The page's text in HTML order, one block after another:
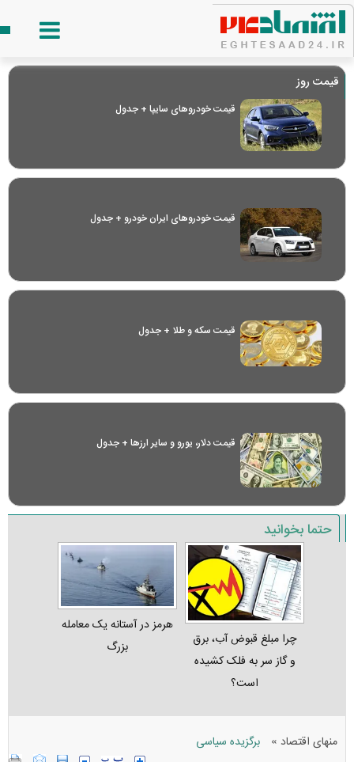
قیمت روز
قیمت خودرو‌های سایپا + جدول
قیمت خودرو‌های ایران خودرو + جدول
قیمت سکه و طلا + جدول
قیمت دلار، یورو و سایر ارز‌ها + جدول
حتما بخوانید
چرا مبلغ قبوض آب، برق
و گاز سر به فلک کشیده
است؟
هرمز در آستانه یک معامله
بزرگ
منهای اقتصاد » برگزیده سیاسی